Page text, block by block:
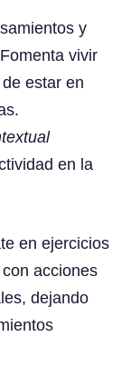
y
vivir
estar en
en la
en ejercicios
acciones
dejando